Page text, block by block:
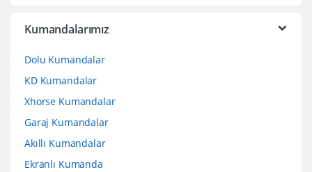
Kumandalarımız
Dolu Kumandalar
KD Kumandalar
Xhorse Kumandalar
Garaj Kumandalar
Akıllı Kumandalar
Ekranlı Kumanda